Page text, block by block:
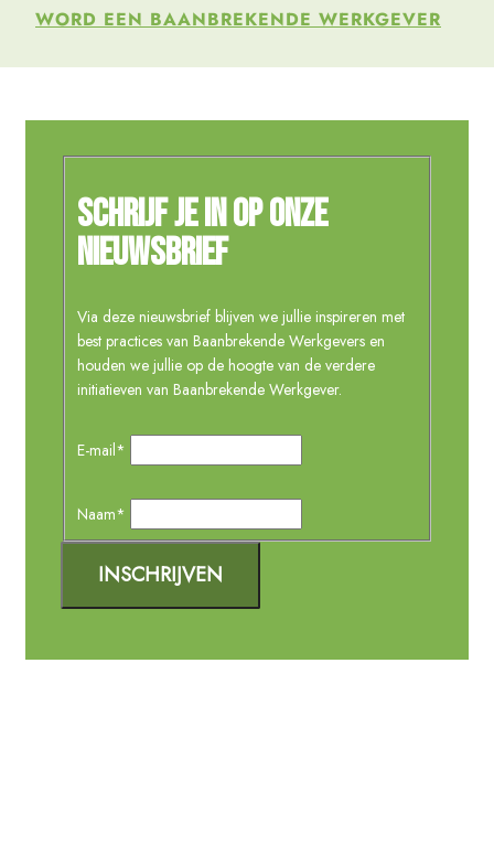
WORD EEN BAANBREKENDE WERKGEVER